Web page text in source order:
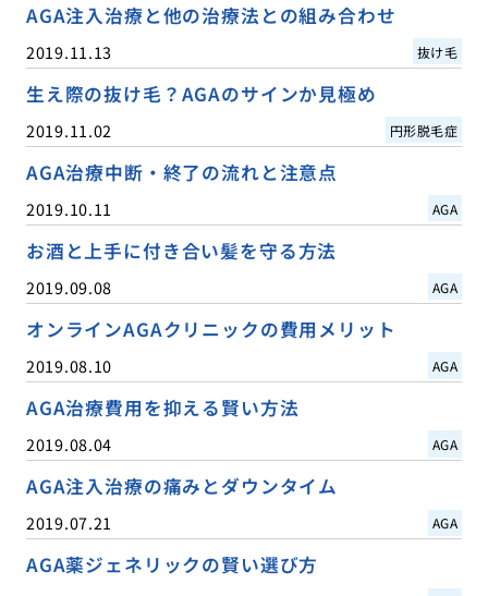
AGA注入治療と他の治療法との組み合わせ
2019.11.13 抜け毛
生え際の抜け毛？AGAのサインか見極め
2019.11.02 円形脱毛症
AGA治療中断・終了の流れと注意点
2019.10.11 AGA
お酒と上手に付き合い髪を守る方法
2019.09.08 AGA
オンラインAGAクリニックの費用メリット
2019.08.10 AGA
AGA治療費用を抑える賢い方法
2019.08.04 AGA
AGA注入治療の痛みとダウンタイム
2019.07.21 AGA
AGA薬ジェネリックの賢い選び方